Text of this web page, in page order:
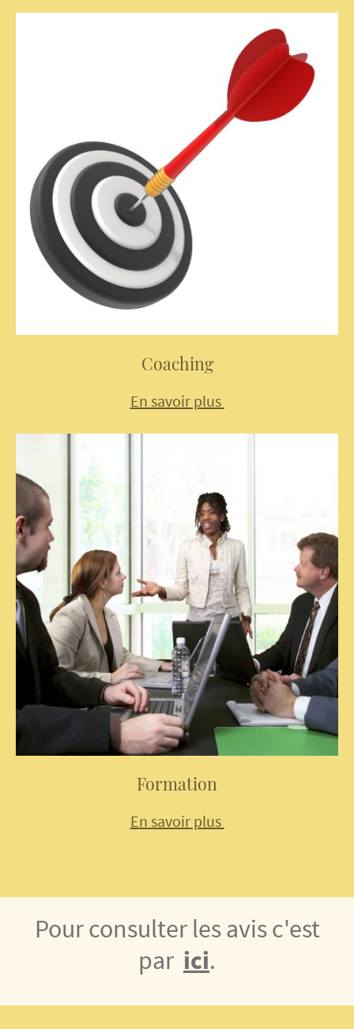
Coaching
En savoir plus
Formation
En savoir plus
Pour consulter les avis c'est
par ici.